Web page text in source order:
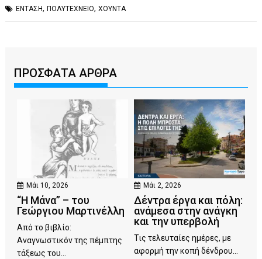
ΕΝΤΑΣΗ,ΠΟΛΥΤΕΧΝΕΙΟ,ΧΟΥΝΤΑ
ΠΡΟΣΦΑΤΑ ΑΡΘΡΑ
Μάι 10, 2026
“Η Μάνα” – του
Γεώργιου Μαρτινέλλη
Από το βιβλίο:
Αναγνωστικόν της πέμπτης
τάξεως του...
Μάι 2, 2026
Δέντρα έργα και πόλη:
ανάμεσα στην ανάγκη
και την υπερβολή
Τις τελευταίες ημέρες, με
αφορμή την κοπή δένδρου...